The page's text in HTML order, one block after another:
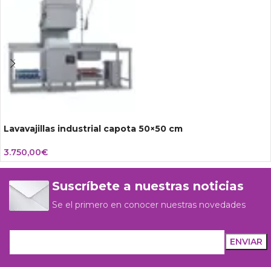
Lavavajillas industrial capota 50×50 cm
3.750,00€
Suscríbete a nuestras noticias
Se el primero en conocer nuestras novedades